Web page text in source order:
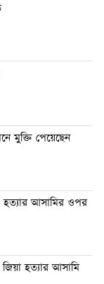
মুক্তি পেয়েছেন
হত্যার আসামির ওপর
জিয়া হত্যার আসামি